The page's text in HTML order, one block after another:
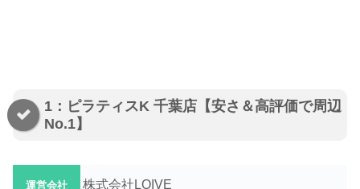
1：ピラティスK 千葉店【安さ＆高評価で周辺
No.1】
運営会社 株式会社LOIVE